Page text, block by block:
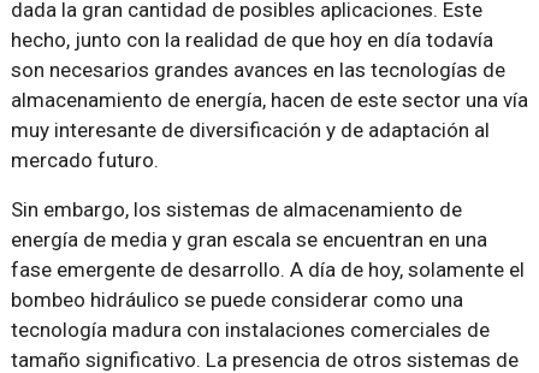
dada la gran cantidad de posibles aplicaciones. Este
hecho, junto con la realidad de que hoy en día todavía
son necesarios grandes avances en las tecnologías de
almacenamiento de energía, hacen de este sector una vía
muy interesante de diversificación y de adaptación al
mercado futuro.
Sin embargo, los sistemas de almacenamiento de
energía de media y gran escala se encuentran en una
fase emergente de desarrollo. A día de hoy, solamente el
bombeo hidráulico se puede considerar como una
tecnología madura con instalaciones comerciales de
tamaño significativo. La presencia de otros sistemas de